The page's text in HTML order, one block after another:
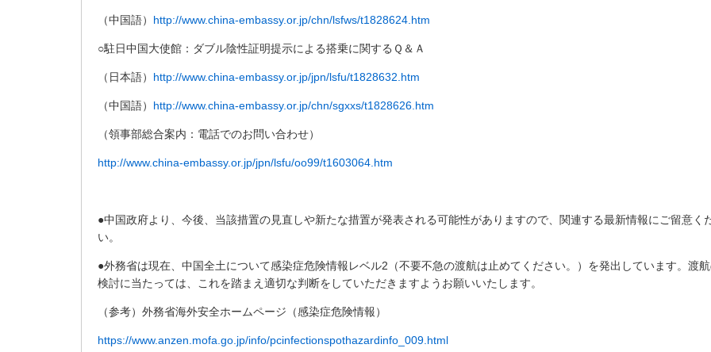
（中国語） http://www.china-embassy.or.jp/chn/lsfws/t1828624.htm
○駐日中国大使館：ダブル陰性証明提示による搭乗に関するＱ＆Ａ
（日本語） http://www.china-embassy.or.jp/jpn/lsfu/t1828632.htm
（中国語） http://www.china-embassy.or.jp/chn/sgxxs/t1828626.htm
（領事部総合案内：電話でのお問い合わせ）
http://www.china-embassy.or.jp/jpn/lsfu/oo99/t1603064.htm
●中国政府より、今後、当該措置の見直しや新たな措置が発表される可能性がありますので、関連する最新情報にご留意く
い。
●外務省は現在、中国全土について感染症危険情報レベル2 （不要不急の渡航は止めてください。）を発出しています。渡
検討に当たっては、これを踏まえ適切な判断をしていただきますようお願いいたします。
（参考）外務省海外安全ホームページ（感染症危険情報）
https://www.anzen.mofa.go.jp/info/pcinfectionspothazardinfo_009.html